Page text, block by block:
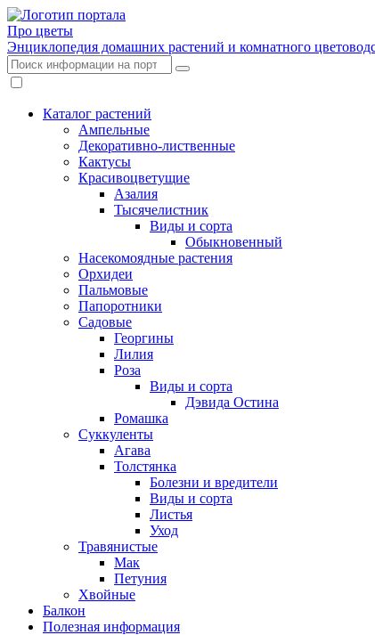
Про цветы
Энциклопедия домашних растений и комнатного
Каталог растений
Ампельные
Декоративно-лиственные
Кактусы
Красивоцветущие
Азалия
Тысячелистник
Виды и сорта
Обыкновенный
Насекомоядные растения
Орхидеи
Пальмовые
Папоротники
Садовые
Георгины
Лилия
Роза
Виды и сорта
Дэвида Остина
Ромашка
Суккуленты
Агава
Толстянка
Болезни и вредители
Виды и сорта
Листья
Уход
Травянистые
Мак
Петуния
Хвойные
Балкон
Полезная информация